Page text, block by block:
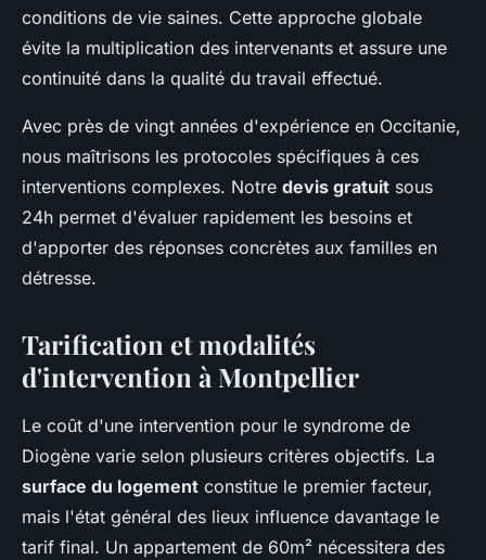
conditions de vie saines. Cette approche globale
évite la multiplication des intervenants et assure une
continuité dans la qualité du travail effectué.
Avec près de vingt années d'expérience en Occitanie,
nous maîtrisons les protocoles spécifiques à ces
interventions complexes. Notre devis gratuit sous
24h permet d'évaluer rapidement les besoins et
d'apporter des réponses concrètes aux familles en
détresse.
Tarification et modalités
d'intervention à Montpellier
Le coût d'une intervention pour le syndrome de
Diogène varie selon plusieurs critères objectifs. La
surface du logement constitue le premier facteur,
mais l'état général des lieux influence davantage le
tarif final. Un appartement de 60m² nécessitera des